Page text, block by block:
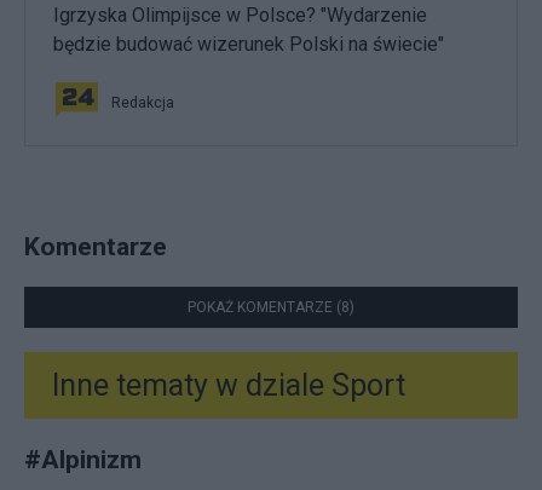
Igrzyska Olimpijsce w Polsce? "Wydarzenie
będzie budować wizerunek Polski na świecie"
Redakcja
Komentarze
POKAŻ KOMENTARZE (8)
Inne tematy w dziale Sport
#Alpinizm